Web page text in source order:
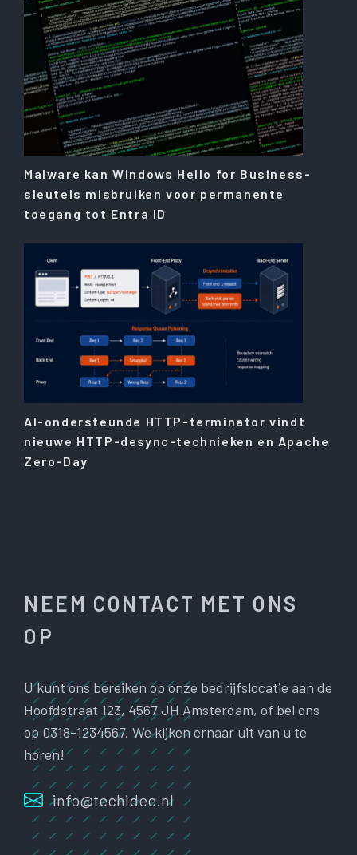
Malware kan Windows Hello for Business-
sleutels misbruiken voor permanente
toegang tot Entra ID
AI-ondersteunde HTTP-terminator vindt
nieuwe HTTP-desync-technieken en Apache
Zero-Day
NEEM CONTACT MET ONS
OP
U kunt ons bereiken op onze bedrijfslocatie aan de
Hoofdstraat 123, 4567 JH Amsterdam, of bel ons
op 0318-1234567. We kijken ernaar uit van u te
horen!
info@techidee.nl